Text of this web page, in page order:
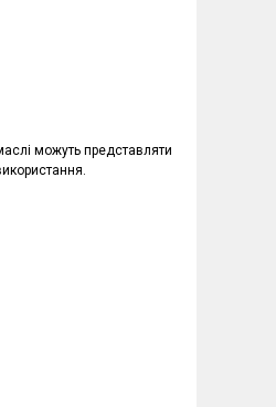
можуть представляти